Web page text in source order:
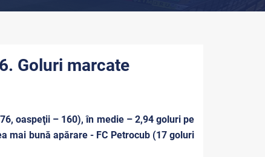
Goluri marcate
oaspeţii – 160), în medie – 2,94 goluri pe
mai bună apărare - FC Petrocub (17 goluri